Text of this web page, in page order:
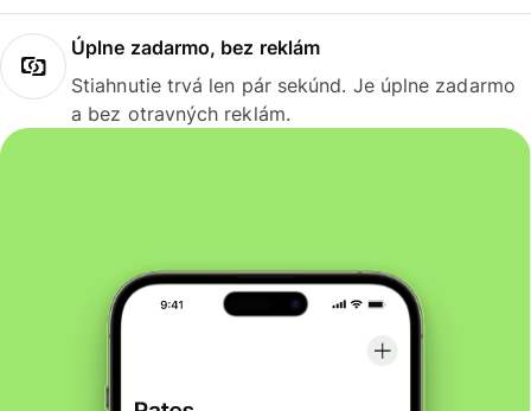
Úplne zadarmo, bez reklám
Stiahnutie trvá len pár sekúnd. Je úplne zadarmo
a bez otravných reklám.